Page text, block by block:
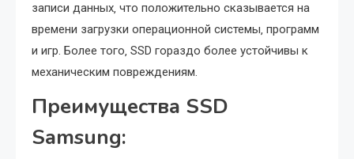
записи данных‚ что положительно сказывается на
времени загрузки операционной системы‚ программ
и игр. Более того‚ SSD гораздо более устойчивы к
механическим повреждениям.
Преимущества SSD
Samsung: